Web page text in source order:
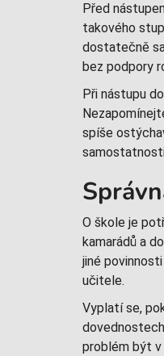
Před
takového
dostatečně
bez podpory
Při nástupu
spíše
O škole je
kamarádů a
jiné
učitele.
Vyplatí se,
problém být